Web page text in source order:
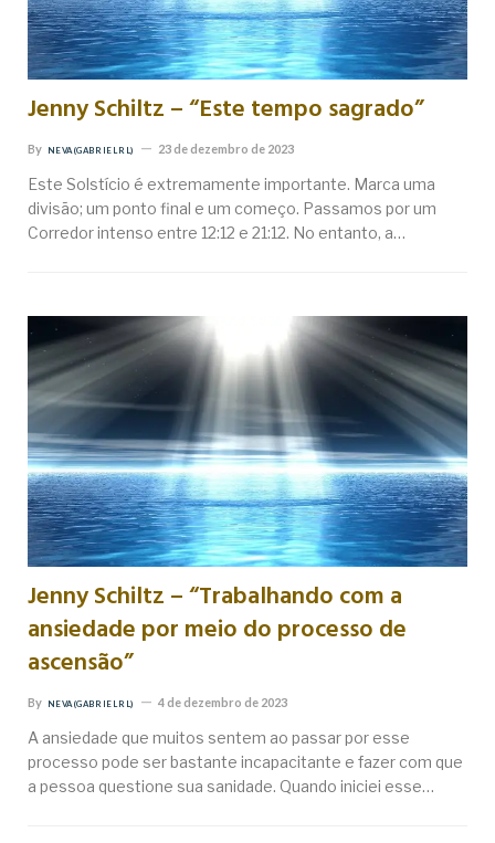
Jenny Schiltz – “Este tempo sagrado”
By NEVA (GABRIEL RL) 23 de dezembro de 2023
Este Solstício é extremamente importante. Marca uma
divisão; um ponto final e um começo. Passamos por um
Corredor intenso entre 12:12 e 21:12. No entanto, a…
Jenny Schiltz – “Trabalhando com a
ansiedade por meio do processo de
ascensão”
By NEVA (GABRIEL RL) 4 de dezembro de 2023
A ansiedade que muitos sentem ao passar por esse
processo pode ser bastante incapacitante e fazer com que
a pessoa questione sua sanidade. Quando iniciei esse…